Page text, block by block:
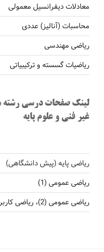
معادلات دیفرانسیل معمولی
محاسبات (آنالیز) عددی
ریاضی مهندسی
ریاضیات گسسته و ترکیبیاتی
لینک صفحات درسی رشته
غیر فنی و علوم پایه
ریاضی پایه (پیش دانشگاهی)
ریاضی عمومی (1)
ریاضی عمومی (2)، ریاضی کاربردی